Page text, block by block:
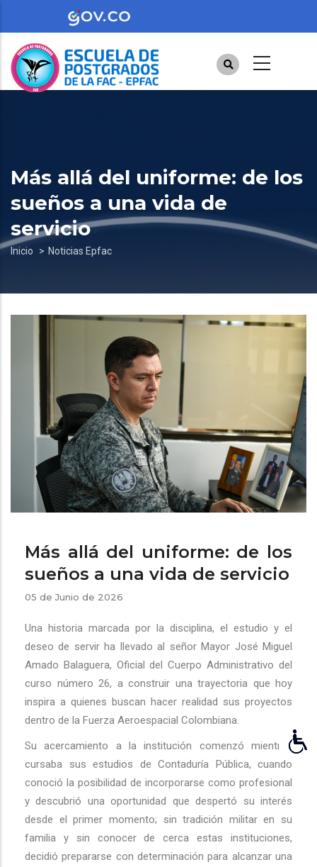
contenido
principal
Más allá del uniforme: de los
sueños a una vida de
servicio
Sobrescribir
de
ayuda
navegación
Inicio Noticias Epfac
Más allá del uniforme: de los
sueños a una vida de servicio
05 de Junio de 2026
Una historia marcada por la disciplina, el estudio y el
deseo de servir ha llevado al señor Mayor José Miguel
Amado Balaguera, Oficial del Cuerpo Administrativo del
curso número 26, a construir una trayectoria que hoy
inspira a quienes buscan hacer realidad sus proyectos
dentro de la Fuerza Aeroespacial Colombiana.
Su acercamiento a la institución comenzó mientras
cursaba sus estudios de Contaduría Pública, cuando
conoció la posibilidad de incorporarse como profesional
y descubrió una oportunidad que despertó su interés
desde el primer momento; sin tradición militar en su
familia y sin conocer de cerca estas instituciones,
decidió prepararse con determinación para alcanzar una